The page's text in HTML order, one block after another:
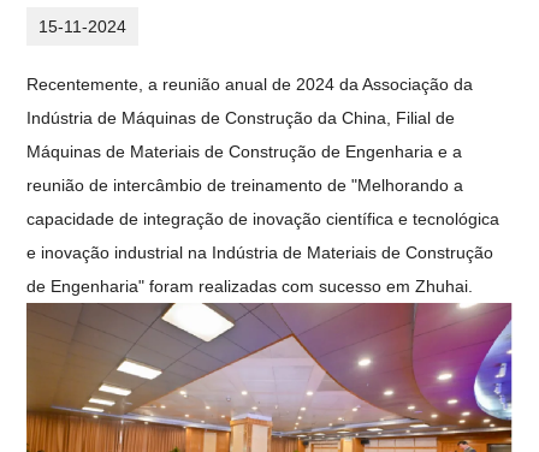
15-11-2024
Recentemente, a reunião anual de 2024 da Associação da
Indústria de Máquinas de Construção da China, Filial de
Máquinas de Materiais de Construção de Engenharia e a
reunião de intercâmbio de treinamento de "Melhorando a
capacidade de integração de inovação científica e tecnológica
e inovação industrial na Indústria de Materiais de Construção
de Engenharia" foram realizadas com sucesso em Zhuhai.